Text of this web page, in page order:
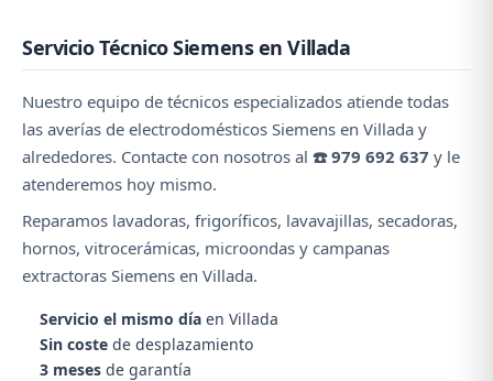
Servicio Técnico Siemens en Villada
Nuestro equipo de técnicos especializados atiende todas
las averías de electrodomésticos Siemens en Villada y
alrededores. Contacte con nosotros al ☎️ 979 692 637 y le
atenderemos hoy mismo.
Reparamos lavadoras, frigoríficos, lavavajillas, secadoras,
hornos, vitrocerámicas, microondas y campanas
extractoras Siemens en Villada.
Servicio el mismo día en Villada
Sin coste de desplazamiento
3 meses de garantía